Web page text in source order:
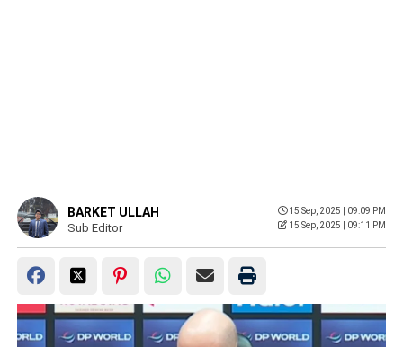
BARKET ULLAH
Sub Editor
15 Sep, 2025 | 09:09 PM
15 Sep, 2025 | 09:11 PM